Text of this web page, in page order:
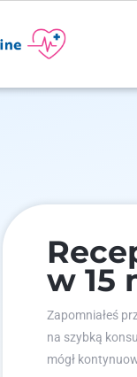
w 15
Zapomniałeś
na szybką
mógł